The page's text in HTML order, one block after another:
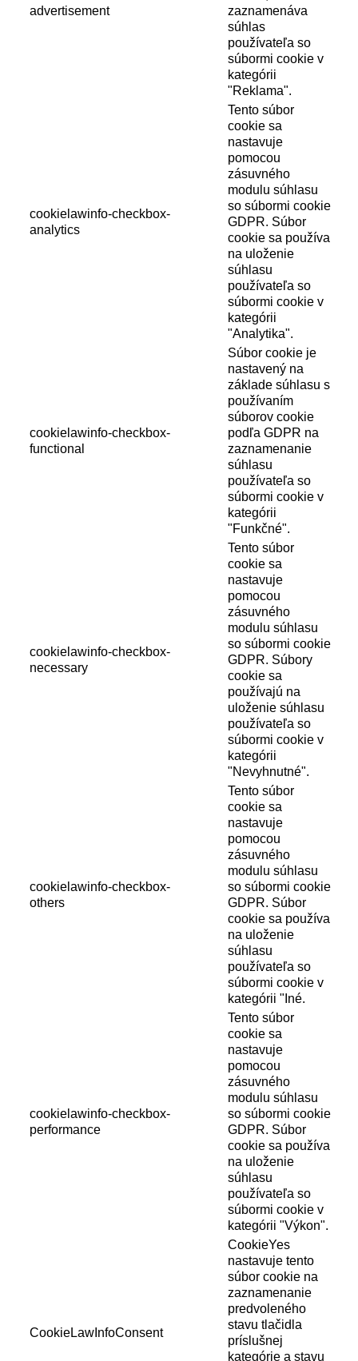
advertisement
zaznamenáva
súhlas
používateľa so
súbormi cookie v
kategórii
"Reklama".
cookielawinfo-checkbox-
analytics
Tento súbor
cookie sa
nastavuje
pomocou
zásuvného
modulu súhlasu
so súbormi cookie
GDPR. Súbor
cookie sa používa
na uloženie
súhlasu
používateľa so
súbormi cookie v
kategórii
"Analytika".
cookielawinfo-checkbox-
functional
Súbor cookie je
nastavený na
základe súhlasu s
používaním
súborov cookie
podľa GDPR na
zaznamenanie
súhlasu
používateľa so
súbormi cookie v
kategórii
"Funkčné".
cookielawinfo-checkbox-
necessary
Tento súbor
cookie sa
nastavuje
pomocou
zásuvného
modulu súhlasu
so súbormi cookie
GDPR. Súbory
cookie sa
používajú na
uloženie súhlasu
používateľa so
súbormi cookie v
kategórii
"Nevyhnutné".
cookielawinfo-checkbox-
others
Tento súbor
cookie sa
nastavuje
pomocou
zásuvného
modulu súhlasu
so súbormi cookie
GDPR. Súbor
cookie sa používa
na uloženie
súhlasu
používateľa so
súbormi cookie v
kategórii "Iné.
cookielawinfo-checkbox-
performance
Tento súbor
cookie sa
nastavuje
pomocou
zásuvného
modulu súhlasu
so súbormi cookie
GDPR. Súbor
cookie sa používa
na uloženie
súhlasu
používateľa so
súbormi cookie v
kategórii "Výkon".
CookieLawInfoConsent
CookieYes
nastavuje tento
súbor cookie na
zaznamenanie
predvoleného
stavu tlačidla
príslušnej
kategórie a stavu